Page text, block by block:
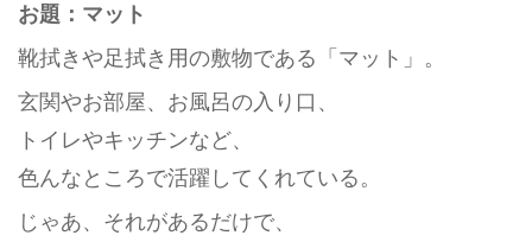
お題：マット
靴拭きや足拭き用の敷物である「マット」。
玄関やお部屋、お風呂の入り口、
トイレやキッチンなど、
色んなところで活躍してくれている。
じゃあ、それがあるだけで、